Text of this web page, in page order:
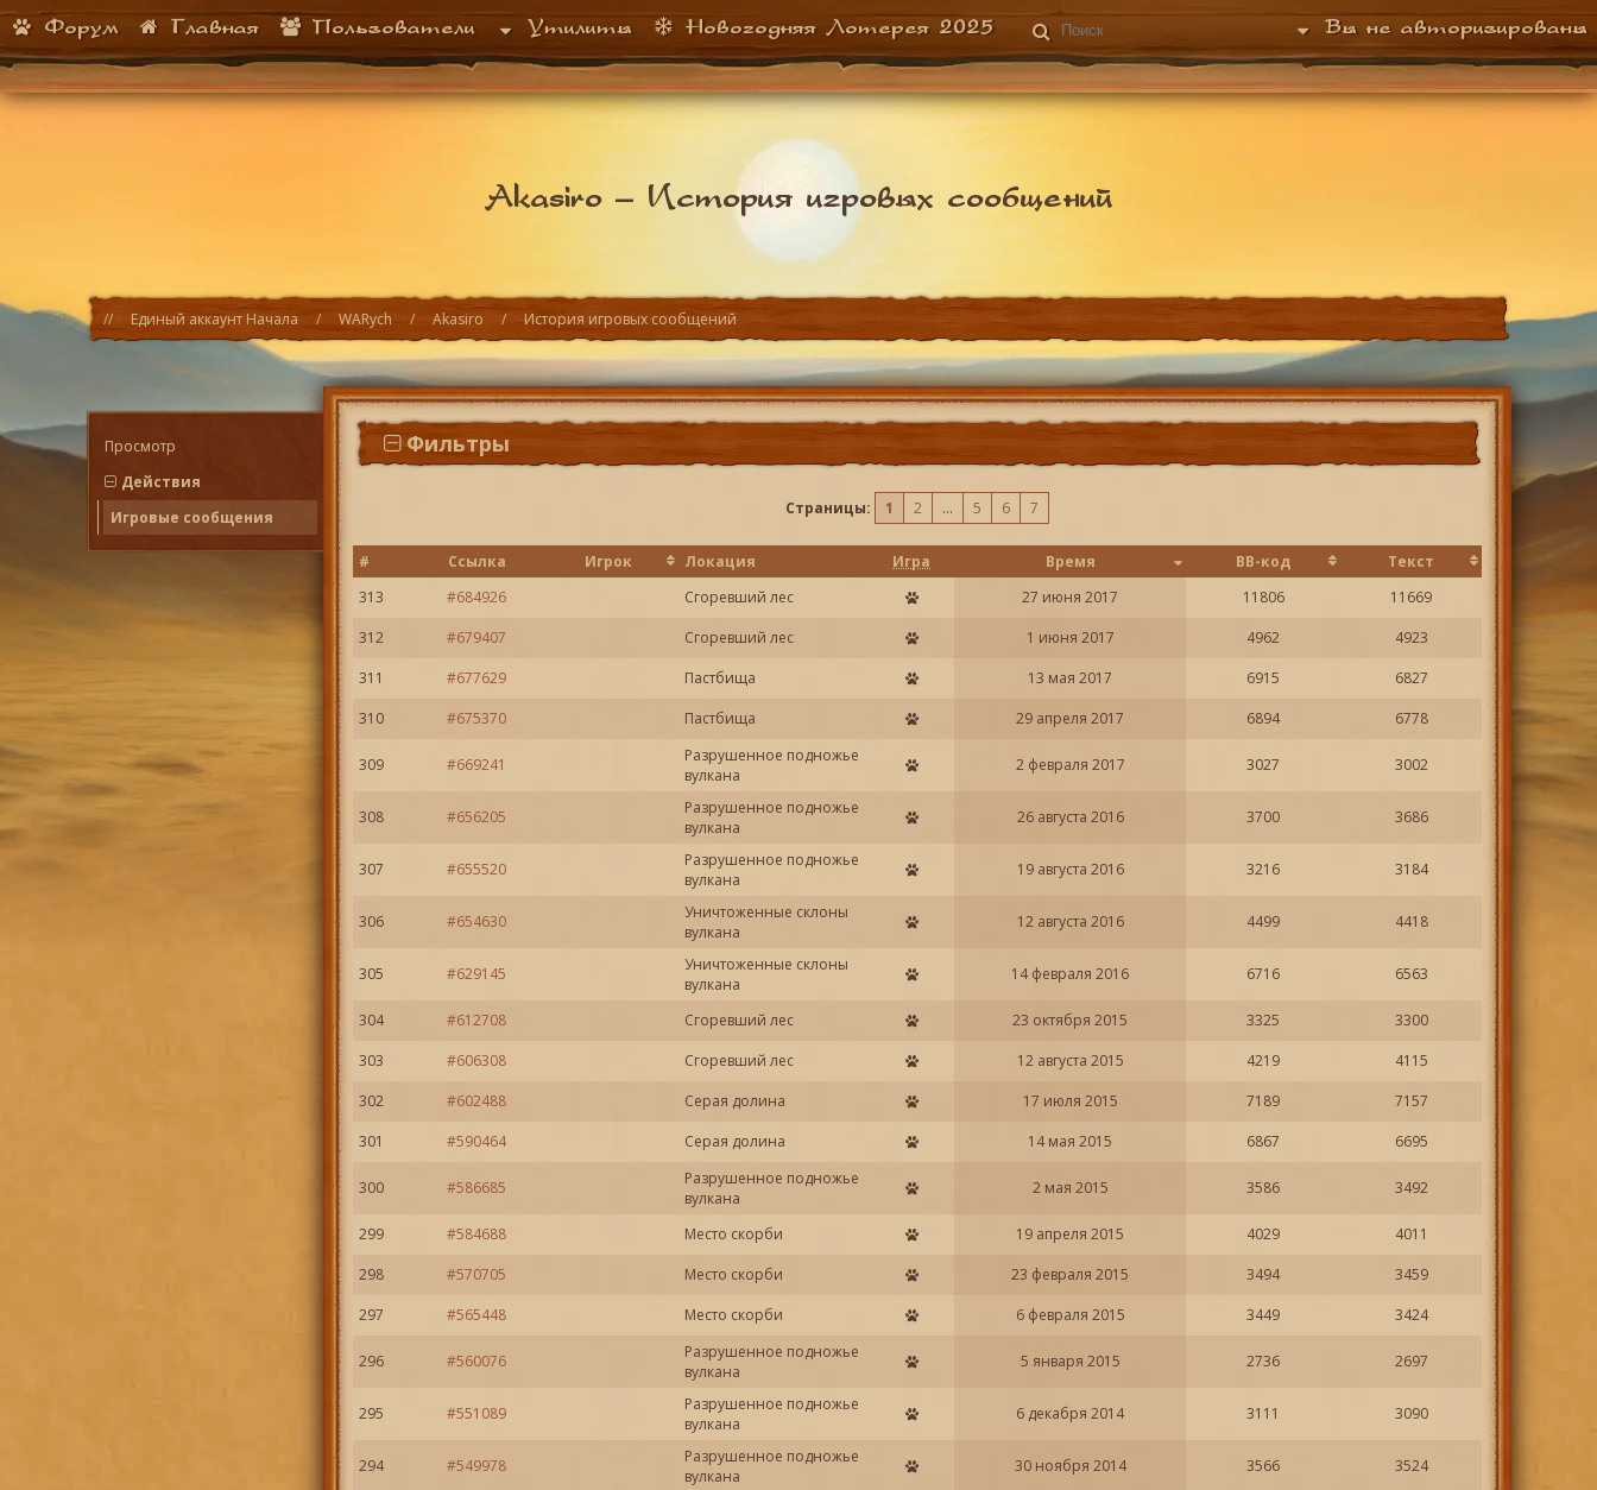
Форум Главная Пользователи Утилиты Новогодняя Лотерея 2025 Вы не авторизированы
Akasiro – История игровых сообщений
Единый аккаунт Начала WARych Akasiro История игровых сообщений
Просмотр
Действия
Игровые сообщения
Фильтры
Страницы: 1 2 ... 5 6 7
# Ссылка Игрок Локация Игра Время BB-код
Текст
313
#684926 Сгоревший лес 27 июня 2017 11806
11669
312
#679407 Сгоревший лес 1 июня 2017 4962
4923
311
#677629 Пастбища 13 мая 2017 6915
6827
310
#675370 Пастбища 29 апреля 2017 6894 6778
309 #669241
Разрушенное подножье
вулкана
2 февраля 2017 3027 3002
308 #656205
Разрушенное подножье
вулкана
26 августа 2016 3700 3686
307 #655520
Разрушенное подножье
вулкана
19 августа 2016 3216 3184
306 #654630
Уничтоженные склоны
вулкана
12 августа 2016 4499 4418
305 #629145
Уничтоженные склоны
вулкана
14 февраля 2016 6716 6563
304 #612708 Сгоревший лес 23 октября 2015 3325
3300
303
#606308 Сгоревший лес 12 августа 2015 4219
4115
302
#602488 Серая долина 17 июля 2015 7189
7157
301
#590464 Серая долина 14 мая 2015 6867 6695
300 #586685
Разрушенное подножье
вулкана
2 мая 2015 3586 3492
299 #584688 Место скорби 19 апреля 2015 4029
4011
298
#570705 Место скорби 23 февраля 2015 3494
3459
297
#565448 Место скорби 6 февраля 2015 3449 3424
296 #560076
Разрушенное подножье
вулкана
5 января 2015 2736 2697
295 #551089
Разрушенное подножье
вулкана
6 декабря 2014 3111 3090
294 #549978
Разрушенное подножье
вулкана
30 ноября 2014 3566 3524